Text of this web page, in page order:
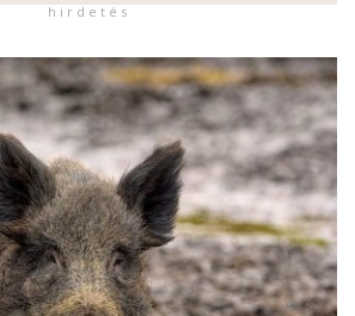
h i r d e t é s